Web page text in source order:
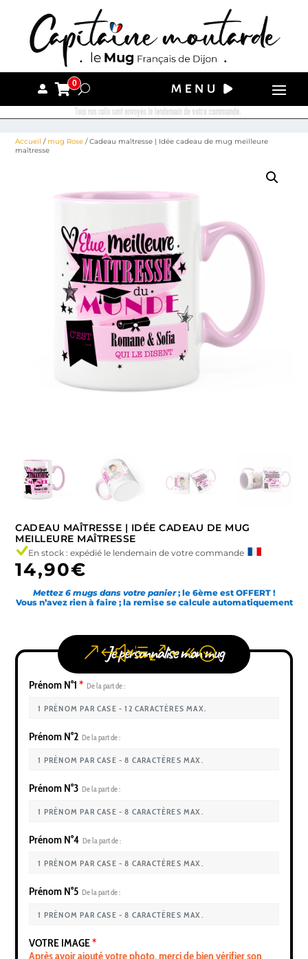
0
Tous nos colis sont envoyés le lendemain de votre commande.
Accueil / mug Rose / Cadeau maîtresse | Idée cadeau de mug meilleure
maîtresse
CADEAU MAÎTRESSE | IDÉE CADEAU DE MUG
MEILLEURE MAÎTRESSE
En stock : expédié le lendemain de votre commande
14,90€
Mettez 6 mugs dans votre panier; le 6ème est OFFERT !
Vous n’avez rien à faire ; la remise se calcule automatiquement
Je personnalise mon mug
Prénom N°1 * De la part de :
Prénom N°2 De la part de :
Prénom N°3 De la part de :
Prénom N°4 De la part de :
Prénom N°5 De la part de :
VOTRE IMAGE*
Après avoir ajouté votre photo, merci de bien vérifier son